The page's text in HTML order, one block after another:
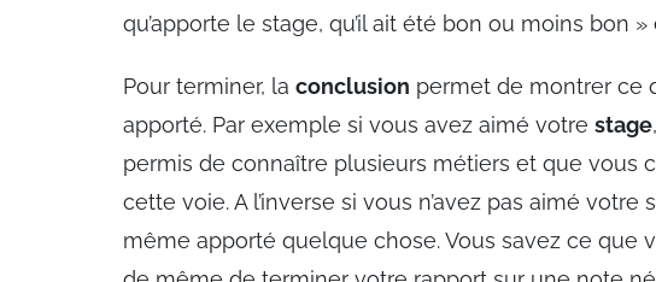
qu’apporte le stage, qu’il ait été bon ou moins bon
Pour terminer, la conclusion permet de montrer ce
apporté. Par exemple si vous avez aimé votre stage
permis de connaître plusieurs métiers et que vous
cette voie. A l’inverse si vous n’avez pas aimé
même apporté quelque chose. Vous savez ce que